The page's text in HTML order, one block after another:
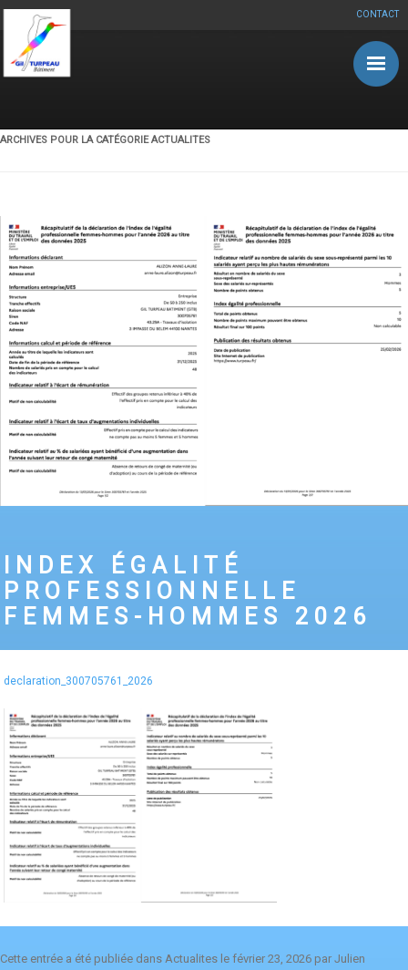
CONTACT
Aller au contenu principal
ARCHIVES POUR LA CATÉGORIEACTUALITES
INDEX ÉGALITÉ
PROFESSIONNELLE
FEMMES-HOMMES 2026
declaration_300705761_2026
Cette entrée a été publiée dans Actualites le février 23, 2026 par Julien